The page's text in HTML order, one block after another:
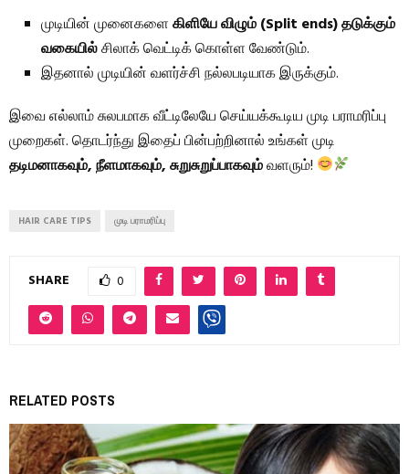
முடியின் முனைகளைகிளியே விழும் (Split ends) தடுக்கும்
வகையில்சிலாக் வெட்டிக் கொள்ள வேண்டும்.
இதனால் முடியின் வளர்ச்சி நல்லபடியாக இருக்கும்.
இவை எல்லாம் சுலபமாக வீட்டிலேயே செய்யக்கூடிய முடி பராமரிப்பு
முறைகள். தொடர்ந்து இதைப் பின்பற்றினால் உங்கள் முடி
தடிமனாகவும், நீளமாகவும், சுறுசுறுப்பாகவும்வளரும்!
HAIR CARE TIPS முடி பராமரிப்பு
SHARE 0
RELATED POSTS